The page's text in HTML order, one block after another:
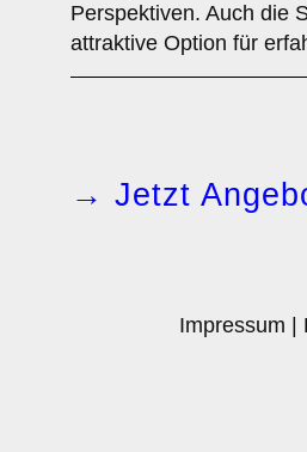
Perspektiven. Auch die
attraktive Option für
→ Jetzt
Impressum